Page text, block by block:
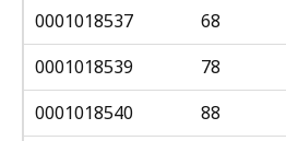
0001018537
68
0001018539
78
0001018540
88